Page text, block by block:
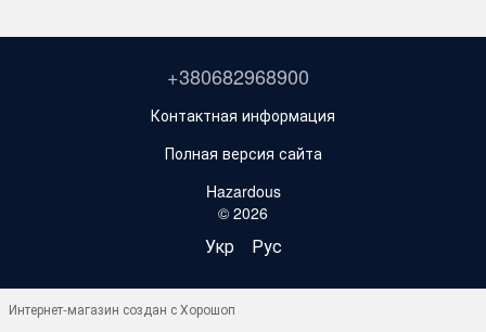
+380682968900
Контактная информация
Полная версия сайта
Hazardous
© 2026
Укр Рус
Интернет-магазин создан с Хорошоп